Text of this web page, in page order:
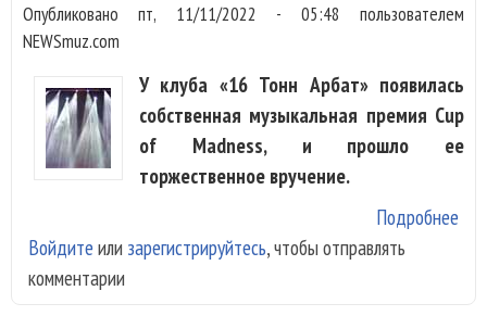
Опубликованопт, 11/11/2022 - 05:48 пользователем
NEWSmuz.com
У клуба «16 Тонн Арбат» появилась
собственная музыкальная премия Cup
of Madness, и прошло ее
торжественное вручение.
Подробнее
Войдите или зарегистрируйтесь, чтобы отправлять
комментарии